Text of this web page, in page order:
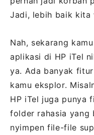
Jadi, lebih baik kita
Nah, sekarang
aplikasi di HP iTel
ya. Ada banyak
kamu eksplor.
HP iTel juga punya
folder rahasia yang
nyimpen file-file